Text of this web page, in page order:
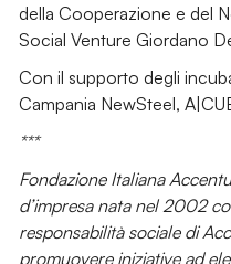
della Cooperazione e del
Social Venture Giordano
Con il supporto degli
Campania NewSteel,
***
Fondazione Italiana
d’impresa nata nel 2002
responsabilità sociale di
promuovere iniziative ad